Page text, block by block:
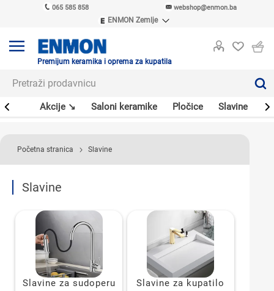
065 585 858 webshop@enmon.ba
ENMON Zemlje
ENMON MKD
Premijum keramika i oprema za kupatila
Akcije ↘ Saloni keramike Pločice Slavine
Početna stranica Slavine
Slavine
Slavine za sudoperu Slavine za kupatilo